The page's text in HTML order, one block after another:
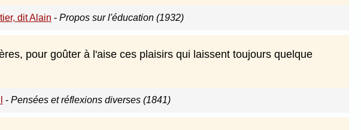
dit Alain - Propos sur l'éducation (1932)
pour goûter à l'aise ces plaisirs qui laissent toujours quelque
- Pensées et réflexions diverses (1841)